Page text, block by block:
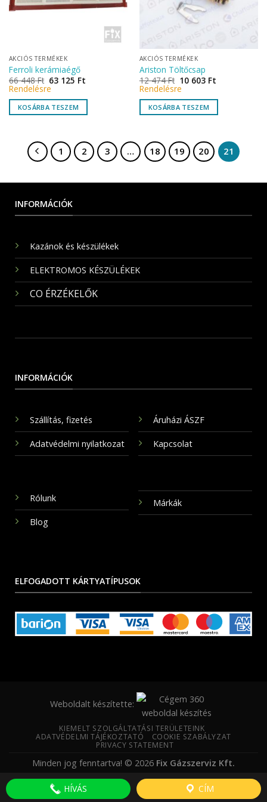
AKCIÓS TERMÉKEK
Ferroli kerámiaégő
66 448Ft 63 125 Ft
Rendelésre
KOSÁRBA TESZEM
AKCIÓS TERMÉKEK
Ariston Töltőcsap
12 474Ft 10 603 Ft
Rendelésre
KOSÁRBA TESZEM
1 2 3 … 18 19 20 21
INFORMÁCIÓK
Kazánok és készülékek
ELEKTROMOS KÉSZÜLÉKEK
CO ÉRZÉKELŐK
INFORMÁCIÓK
Szállítás, fizetés
Adatvédelmi nyilatkozat
Áruházi ÁSZF
Kapcsolat
Rólunk
Blog
Márkák
ELFOGADOTT KÁRTYATÍPUSOK
Weboldalt készítette:
KIEMELT SZOLGÁLTATÁSI TERÜLETEINK
ADATVÉDELMI TÁJÉKOZTATÓ
COOKIE SZABÁLYZAT
PRIVACY STATEMENT
Minden jog fenntartva! © 2026 Fix Gázszerviz Kft.
HÍVÁS CÍM